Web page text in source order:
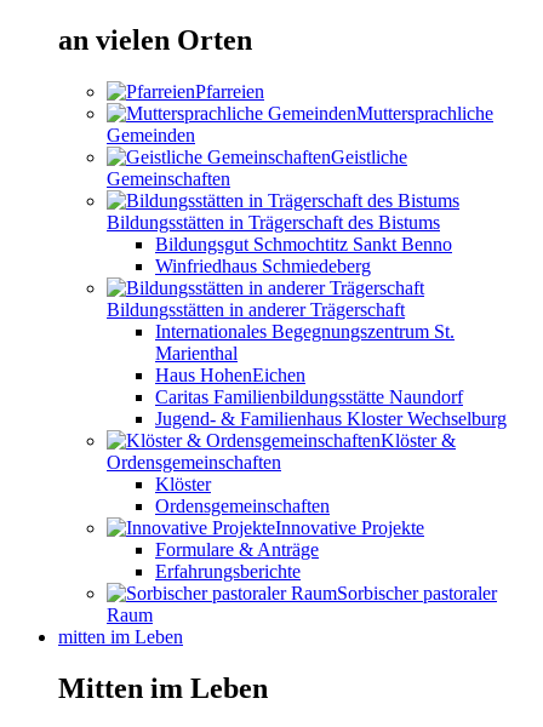
an vielen Orten
Pfarreien
Muttersprachliche
Gemeinden
Geistliche
Gemeinschaften
Bildungsstätten in Trägerschaft des Bistums
Bildungsgut Schmochtitz Sankt Benno
Winfriedhaus Schmiedeberg
Bildungsstätten in anderer Trägerschaft
Internationales Begegnungszentrum St.
Marienthal
Haus HohenEichen
Caritas Familienbildungsstätte Naundorf
Jugend- & Familienhaus Kloster Wechselburg
Klöster &
Ordensgemeinschaften
Klöster
Ordensgemeinschaften
Innovative Projekte
Formulare & Anträge
Erfahrungsberichte
Sorbischer pastoraler
Raum
mitten im Leben
Mitten im Leben